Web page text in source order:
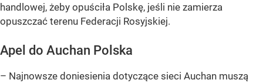
handlowej, żeby opuściła Polskę, jeśli nie zamierza
opuszczać terenu Federacji Rosyjskiej.
Apel do Auchan Polska
– Najnowsze doniesienia dotyczące sieci Auchan muszą